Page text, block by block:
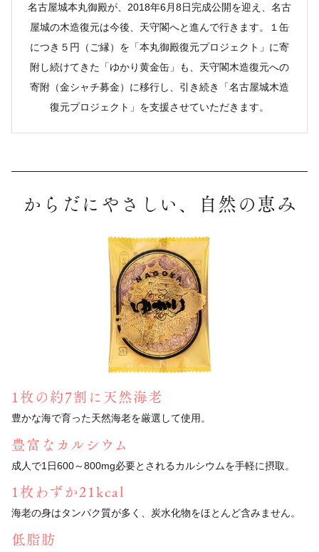
名古屋城本丸御殿が、2018年6月8日完成公開を迎え、名古
屋城の木造復元は今後、天守閣へと進んで行きます。１缶
につき５円（ご縁）を「本丸御殿復元プロジェクト」に寄
附し続けてきた「ゆかり黄金缶」も、天守閣木造復元への
寄附（金シャチ募金）に移行し、引き続き「名古屋城木造
復元プロジェクト」を支援させていただきます。
からだにやさしい、自然の恵み
1枚の約7割に天然海老
豊かな海で育った天然海老を厳選して使用。
豊富なカルシウム
成人で1日600～800mg必要とされるカルシウムを手軽に摂取。
1枚わずか21kcal
海老の身はタンパク質が多く、炭水化物をほとんど含みません。
低脂肪